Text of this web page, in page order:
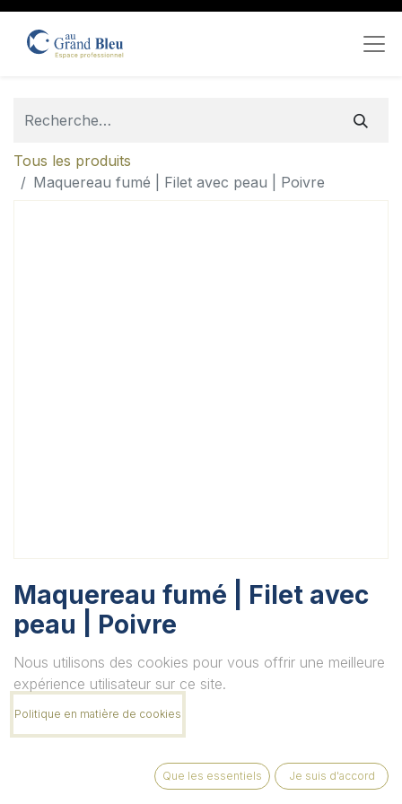
Tous les produits
Maquereau fumé | Filet avec peau | Poivre
Maquereau fumé | Filet avec
peau | Poivre
Unité
Quantité
Nous utilisons des cookies pour vous offrir une meilleure
expérience utilisateur sur ce site.
Politique en matière de cookies
Que les essentiels Je suis d'accord